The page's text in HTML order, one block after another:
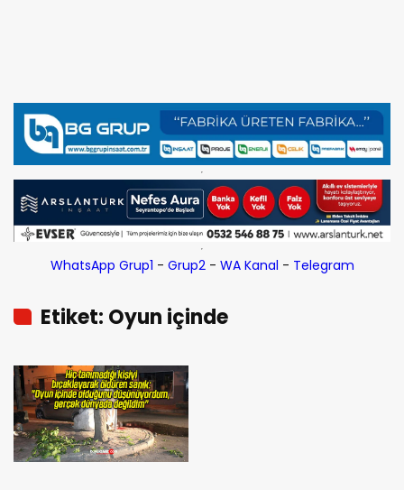
WhatsApp Grup1 - Grup2- WA Kanal - Telegram
Etiket: Oyun içinde